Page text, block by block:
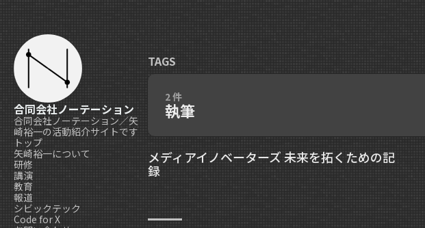
合同会社ノーテーション
合同会社ノーテーション／矢
崎裕一の活動紹介サイトです
トップ
矢崎裕一について
研修
講演
教育
報道
シビックテック
Code for X
TAGS
2 件
執筆
メディアイノベーターズ 未来を拓くための記
録